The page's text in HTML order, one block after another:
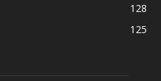
128
125